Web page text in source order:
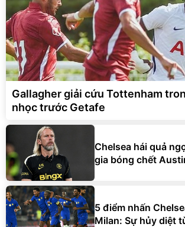
Gallagher giải cứu Tottenham
nhọc trước Getafe
Chelsea hái quả
gia bóng chết
5 điểm nhấn
Milan: Sự hủy diệt